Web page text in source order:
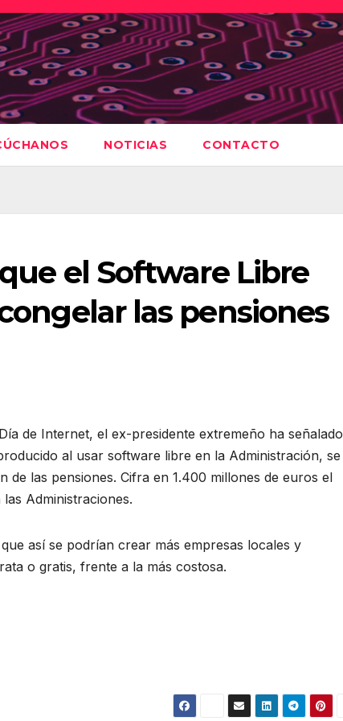
NOTICIAS CONTACTO
el Software Libre
las pensiones
de Internet, el ex-presidente extremeño ha señalado
al usar software libre en la Administración, se
de las pensiones. Cifra en 1.400 millones de euros el
Administraciones.
así se podrían crear más empresas locales y
o gratis, frente a la más costosa.